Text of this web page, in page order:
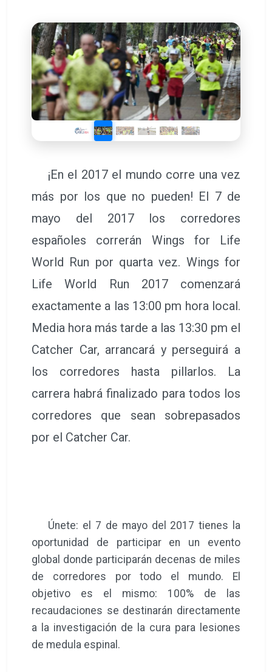
¡En el 2017 el mundo corre una vez
más por los que no pueden! El 7 de
mayo del 2017 los corredores
españoles correrán Wings for Life
World Run por quarta vez. Wings for
Life World Run 2017 comenzará
exactamente a las 13:00 pm hora local.
Media hora más tarde a las 13:30 pm el
Catcher Car, arrancará y perseguirá a
los corredores hasta pillarlos. La
carrera habrá finalizado para todos los
corredores que sean sobrepasados
por el Catcher Car.
Únete: el 7 de mayo del 2017 tienes la
oportunidad de participar en un evento
global donde participarán decenas de miles
de corredores por todo el mundo. El
objetivo es el mismo: 100% de las
recaudaciones se destinarán directamente
a la investigación de la cura para lesiones
de medula espinal.